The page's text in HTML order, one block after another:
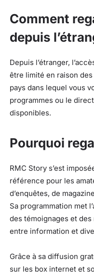
Comment
depuis
Depuis l’étranger,
être limité en raison
pays dans lequel vous
programmes ou le
disponibles.
Pourquoi
RMC Story s’est
référence pour les
d’enquêtes, de
Sa programmation met
des témoignages et
entre information et
Grâce à sa diffusion
sur les box internet et